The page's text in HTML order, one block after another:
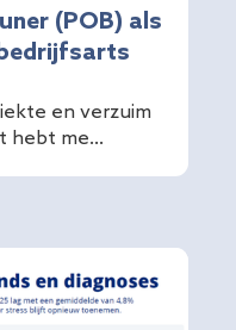
(POB) als
en verzuim
hebt me...